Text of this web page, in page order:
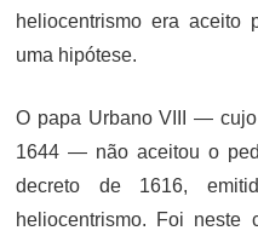
heliocentrismo era aceito
uma hipótese.
O papa Urbano VIII —
1644 — não aceitou o
decreto de 1616,
heliocentrismo. Foi neste